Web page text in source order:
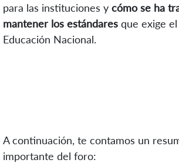
para las instituciones y cómo se ha
mantener los estándares que exige
Educación Nacional.
A continuación, te contamos un
importante del foro: